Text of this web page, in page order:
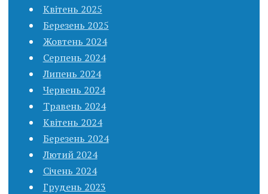
Квітень 2025
Березень 2025
Жовтень 2024
Серпень 2024
Липень 2024
Червень 2024
Травень 2024
Квітень 2024
Березень 2024
Лютий 2024
Січень 2024
Грудень 2023